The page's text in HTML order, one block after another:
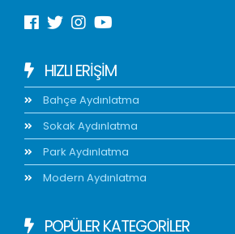
HIZLI ERIŞIM
Bahçe Aydınlatma
Sokak Aydınlatma
Park Aydınlatma
Modern Aydınlatma
POPÜLER KATEGORİLER